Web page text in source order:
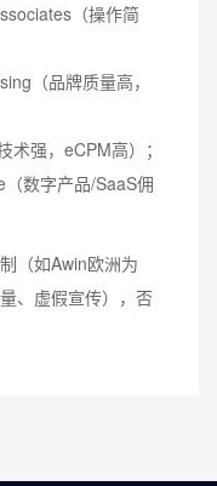
（操作简
（品牌质量高，
强，eCPM高）；
数字产品/SaaS佣
（如Awin欧洲为
、虚假宣传），否